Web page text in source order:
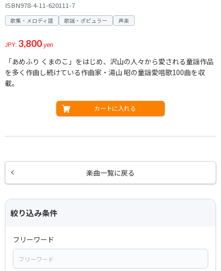
ISBN978-4-11-620111-7
歌集・メロディ譜 歌謡・ポピュラー 声楽
JPY: 3,800yen
「あめふり くまのこ」をはじめ、沢山の人々から愛される童謡作品
を多く作曲し続けている作曲家・湯山 昭の童謡愛唱歌100曲を収
載。
カートに入れる
楽曲一覧に戻る
絞り込み条件
フリーワード